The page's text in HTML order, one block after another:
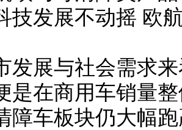
发展不动摇 欧航
展与社会需求来
是在商用车销量
障车板块仍大幅